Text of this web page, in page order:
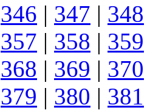
346 | 347 | 348
357 | 358 | 359
368 | 369 | 370
379 | 380 | 381